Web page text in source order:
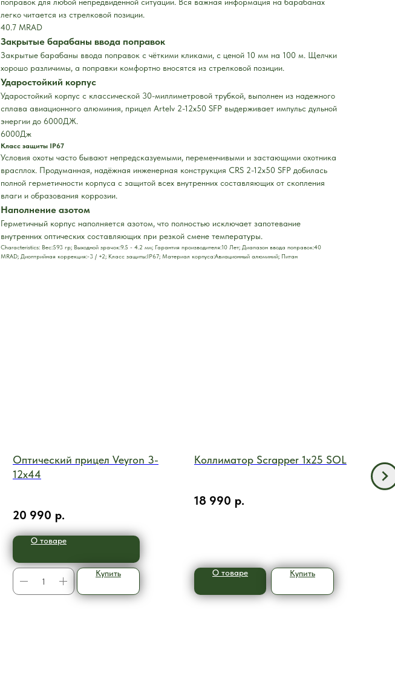
легко читается из стрелковой позиции.
40.7 MRAD
Закрытые барабаны ввода поправок
Закрытые барабаны ввода поправок с чёткими кликами, с ценой 10 мм на 100 м. Щелчки
хорошо различимы, а поправки комфортно вносятся из стрелковой позиции.
Ударостойкий корпус
Ударостойкий корпус с классической 30-миллиметровой трубкой, выполнен из надежного
сплава авиационного алюминия, прицел Artelv 2-12x50 SFP выдерживает импульс дульной
энергии до 6000ДЖ.
6000Дж
Класс защиты IP67
Условия охоты часто бывают непредсказуемыми, переменчивыми и застающими охотника
врасплох. Продуманная, надёжная инженерная конструкция CRS 2-12x50 SFP добилась
полной герметичности корпуса с защитой всех внутренних составляющих от скопления
влаги и образования коррозии.
Наполнение азотом
Герметичный корпус наполняется азотом, что полностью исключает запотевание
внутренних оптических составляющих при резкой смене температуры.
Characteristics: Вес:593 гр; Выходной зрачок:9.5 - 4.2 мм; Гарантия производителя:10 Лет; Диапазон ввода поправок:40
MRAD; Диоптрийная коррекция:-3 / +2; Класс защиты:IP67; Материал корпуса:Авиационный алюминий; Питан
Оптический прицел Veyron 3-
12x44
20 990 р.
О товаре
Купить
Коллиматор Scrapper 1x25 SOL
18 990 р.
О товаре Купить
X2